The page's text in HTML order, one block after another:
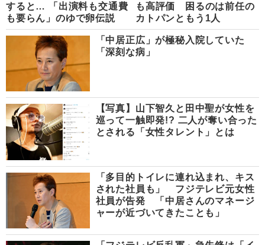
すると… 「出演料も交通費
も要らん」のゆで卵伝説
も高評価 困るのは前任の
カトパンともう1人
「中居正広」が極秘入院していた
「深刻な病」
【写真】山下智久と田中聖が女性を
巡って一触即発!? 二人が奪い合った
とされる「女性タレント」とは
「多目的トイレに連れ込まれ、キス
された社員も」 フジテレビ元女性
社員が告発 「中居さんのマネージ
ャーが近づいてきたことも」